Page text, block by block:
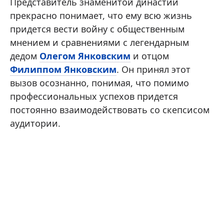
прекрасно понимает, что ему всю жизнь
придется вести войну с общественным
мнением и сравнениями с легендарным
дедом Олегом Янковским и отцом
Филиппом Янковским. Он принял этот
вызов осознанно, понимая, что помимо
профессиональных успехов придется
постоянно взаимодействовать со скепсисом
аудитории.